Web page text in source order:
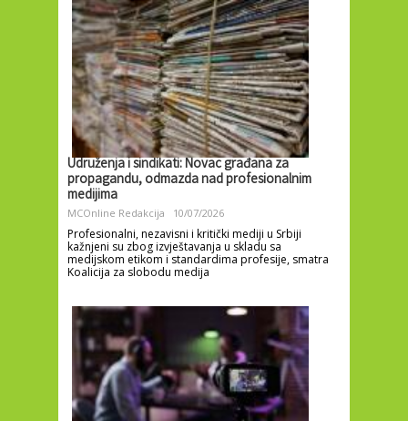
Udruženja i sindikati: Novac građana za
propagandu, odmazda nad profesionalnim
medijima
MCOnline Redakcija 10/07/2026
Profesionalni, nezavisni i kritički mediji u Srbiji
kažnjeni su zbog izvještavanja u skladu sa
medijskom etikom i standardima profesije, smatra
Koalicija za slobodu medija